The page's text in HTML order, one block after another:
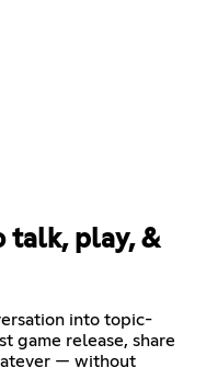
talk, play, &
into topic-
game release, share
— without